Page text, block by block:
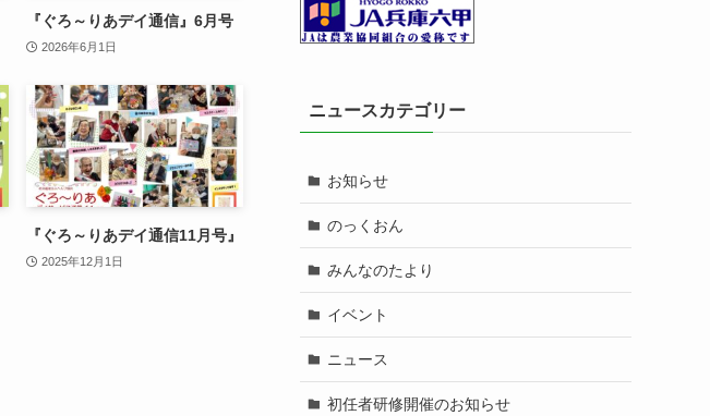
『ぐろ～りあデイ通信』6月号
2026年6月1日
『ぐろ～りあデイ通信11月号』
2025年12月1日
ニュースカテゴリー
お知らせ
のっくおん
みんなのたより
イベント
ニュース
初任者研修開催のお知らせ